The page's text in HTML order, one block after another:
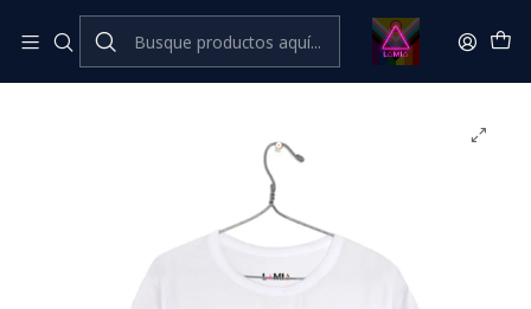
Inicio Catálogo Classic ⭐ CLÁSICOS LÂMIA⭐ Classic
Yo perreo sola #2